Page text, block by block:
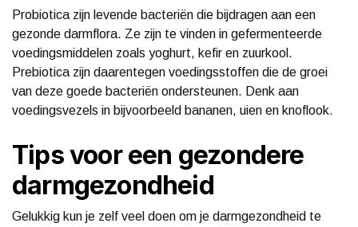
Probiotica zijn levende bacteriën die bijdragen aan een
gezonde darmflora. Ze zijn te vinden in gefermenteerde
voedingsmiddelen zoals yoghurt, kefir en zuurkool.
Prebiotica zijn daarentegen voedingsstoffen die de groei
van deze goede bacteriën ondersteunen. Denk aan
voedingsvezels in bijvoorbeeld bananen, uien en knoflook.
Tips voor een gezondere
darmgezondheid
Gelukkig kun je zelf veel doen om je darmgezondheid te